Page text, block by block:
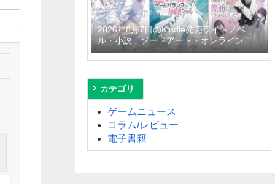
2026年8月7日のKindle発売ライトノベ
ル・小説「ソードアート・オンライン マ
テリアル1 シュガーリィ・デイズ」「デス
ゲームに巻き込まれた山本さん、気ままに
比1：5の世界でも普通に生きられると思
った？6 ～激重感情な彼女たちが無自覚男
子に翻弄されたら～」など
カテゴリ
ゲームニュース
コラム/レビュー
電子書籍